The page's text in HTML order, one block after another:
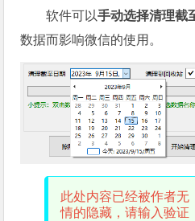
软件可以手动选择清理截
数据而影响微信的使用。
此处内容已经被作者无
情的隐藏，请输入验证